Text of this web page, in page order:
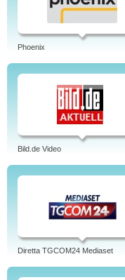
Phoenix
Bild.de Video
Diretta TGCOM24 Mediaset